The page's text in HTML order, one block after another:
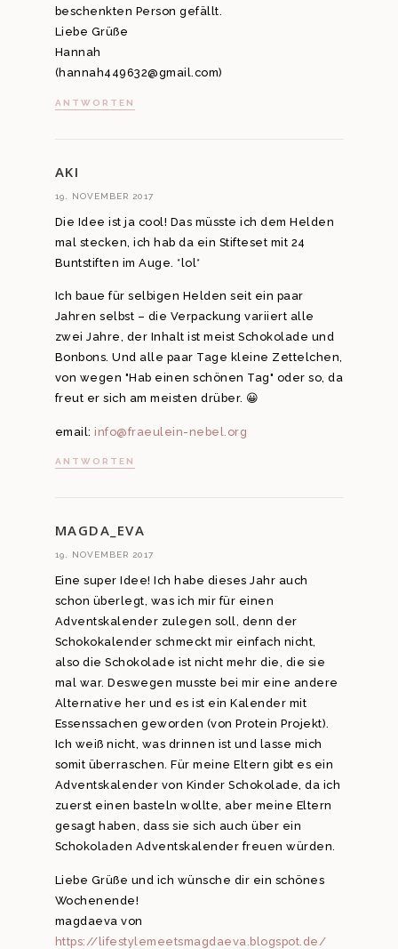
beschenkten Person gefällt.
Liebe Grüße
Hannah
(hannah449632@gmail.com)
ANTWORTEN
AKI
19. NOVEMBER 2017
Die Idee ist ja cool! Das müsste ich dem Helden
mal stecken, ich hab da ein Stifteset mit 24
Buntstiften im Auge. *lol*
Ich baue für selbigen Helden seit ein paar
Jahren selbst – die Verpackung variiert alle
zwei Jahre, der Inhalt ist meist Schokolade und
Bonbons. Und alle paar Tage kleine Zettelchen,
von wegen "Hab einen schönen Tag" oder so, da
freut er sich am meisten drüber. 😀
email: info@fraeulein-nebel.org
ANTWORTEN
MAGDA_EVA
19. NOVEMBER 2017
Eine super Idee! Ich habe dieses Jahr auch
schon überlegt, was ich mir für einen
Adventskalender zulegen soll, denn der
Schokokalender schmeckt mir einfach nicht,
also die Schokolade ist nicht mehr die, die sie
mal war. Deswegen musste bei mir eine andere
Alternative her und es ist ein Kalender mit
Essenssachen geworden (von Protein Projekt).
Ich weiß nicht, was drinnen ist und lasse mich
somit überraschen. Für meine Eltern gibt es ein
Adventskalender von Kinder Schokolade, da ich
zuerst einen basteln wollte, aber meine Eltern
gesagt haben, dass sie sich auch über ein
Schokoladen Adventskalender freuen würden.
Liebe Grüße und ich wünsche dir ein schönes
Wochenende!
magdaeva von
https://lifestylemeetsmagdaeva.blogspot.de/